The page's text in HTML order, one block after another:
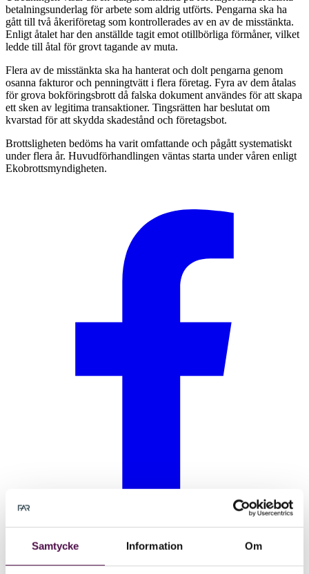
Samtycke Information Om
betalningsunderlag för arbete som aldrig utförts. Pengarna ska ha
gått till två åkeriföretag som kontrollerades av en av de misstänkta.
Enligt åtalet har den anställde tagit emot otillbörliga förmåner, vilket
ledde till åtal för grovt tagande av muta.
Flera av de misstänkta ska ha hanterat och dolt pengarna genom
osanna fakturor och penningtvätt i flera företag. Fyra av dem åtalas
för grova bokföringsbrott då falska dokument användes för att skapa
ett sken av legitima transaktioner. Tingsrätten har beslutat om
kvarstad för att skydda skadestånd och företagsbot.
Brottsligheten bedöms ha varit omfattande och pågått systematiskt
under flera år. Huvudförhandlingen väntas starta under våren enligt
Ekobrottsmyndigheten.